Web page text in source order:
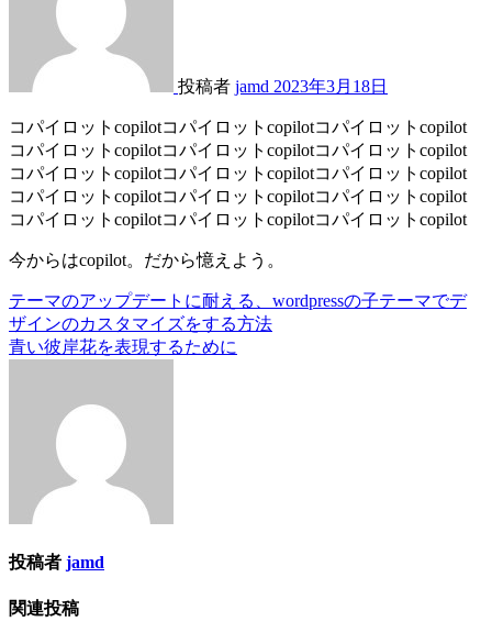
投稿者 jamd 2023年3月18日
コパイロットcopilotコパイロットcopilotコパイロットcopilot
コパイロットcopilotコパイロットcopilotコパイロットcopilot
コパイロットcopilotコパイロットcopilotコパイロットcopilot
コパイロットcopilotコパイロットcopilotコパイロットcopilot
コパイロットcopilotコパイロットcopilotコパイロットcopilot
今からはcopilot。だから憶えよう。
投
稿
シ
ョ
テーマのアップデートに耐える、wordpressの子テーマでデ
ザインのカスタマイズをする方法
青い彼岸花を表現するために
投稿者 jamd
関連投稿